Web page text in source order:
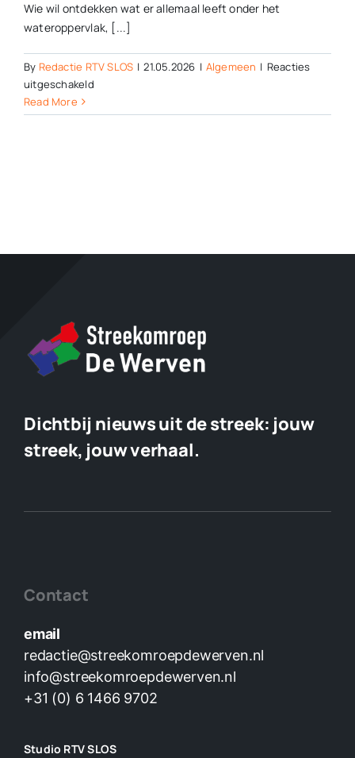
Wie wil ontdekken wat er allemaal leeft onder het
wateroppervlak, [...]
By Redactie RTV SLOS | 21.05.2026 | Algemeen | Reacties
uitgeschakeldvoor
in
Read More
Dichtbij nieuws uit de streek: jouw
streek, jouw verhaal.
Contact
email
redactie@streekomroepdewerven.nl
info@streekomroepdewerven.nl
+31 (0) 6 1466 9702
Studio RTV SLOS